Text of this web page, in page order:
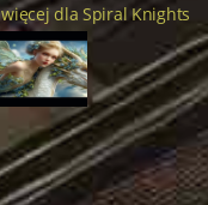
więcej dla Spiral Knights